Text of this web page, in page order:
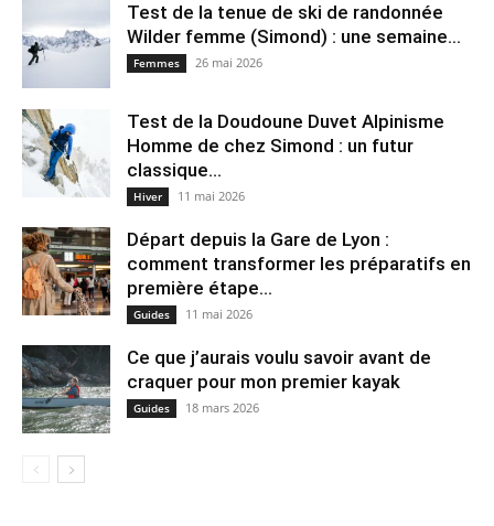
Test de la tenue de ski de randonnée
Wilder femme (Simond) : une semaine...
Femmes 26 mai 2026
Test de la Doudoune Duvet Alpinisme
Homme de chez Simond : un futur
classique...
Hiver 11 mai 2026
Départ depuis la Gare de Lyon :
comment transformer les préparatifs en
pre⁠mière étape...
Guides 11 mai 2026
Ce que j’aurais voulu savoir avant de
craquer pour mon premier kayak
Guides 18 mars 2026